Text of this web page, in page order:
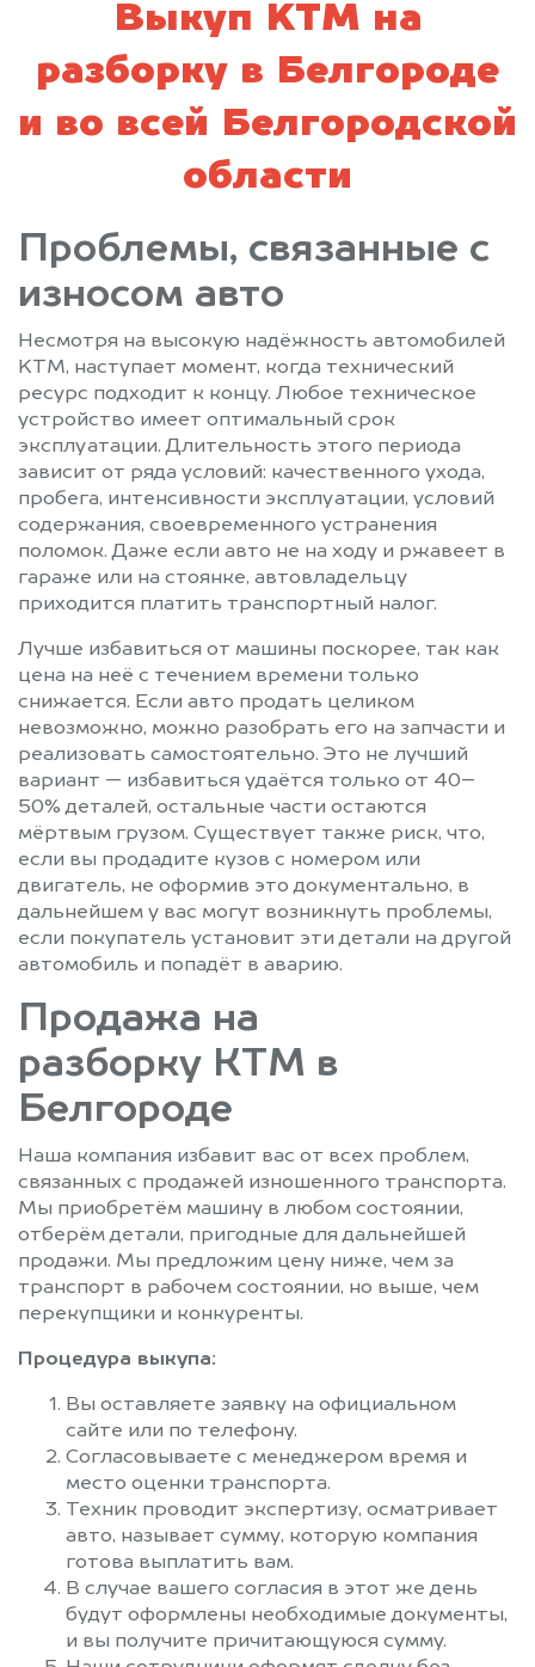
Выкуп KTM на
разборку в Белгороде
и во всей Белгородской
области
Проблемы, связанные с
износом авто
Несмотря на высокую надёжность автомобилей
KTM, наступает момент, когда технический
ресурс подходит к концу. Любое техническое
устройство имеет оптимальный срок
эксплуатации. Длительность этого периода
зависит от ряда условий: качественного ухода,
пробега, интенсивности эксплуатации, условий
содержания, своевременного устранения
поломок. Даже если авто не на ходу и ржавеет в
гараже или на стоянке, автовладельцу
приходится платить транспортный налог.
Лучше избавиться от машины поскорее, так как
цена на неё с течением времени только
снижается. Если авто продать целиком
невозможно, можно разобрать его на запчасти и
реализовать самостоятельно. Это не лучший
вариант — избавиться удаётся только от 40–
50% деталей, остальные части остаются
мёртвым грузом. Существует также риск, что,
если вы продадите кузов с номером или
двигатель, не оформив это документально, в
дальнейшем у вас могут возникнуть проблемы,
если покупатель установит эти детали на другой
автомобиль и попадёт в аварию.
Продажа на
разборку КТМ в
Белгороде
Наша компания избавит вас от всех проблем,
связанных с продажей изношенного транспорта.
Мы приобретём машину в любом состоянии,
отберём детали, пригодные для дальнейшей
продажи. Мы предложим цену ниже, чем за
транспорт в рабочем состоянии, но выше, чем
перекупщики и конкуренты.
Процедура выкупа:
Вы оставляете заявку на официальном
сайте или по телефону.
Согласовываете с менеджером время и
место оценки транспорта.
Техник проводит экспертизу, осматривает
авто, называет сумму, которую компания
готова выплатить вам.
В случае вашего согласия в этот же день
будут оформлены необходимые документы,
и вы получите причитающуюся сумму.